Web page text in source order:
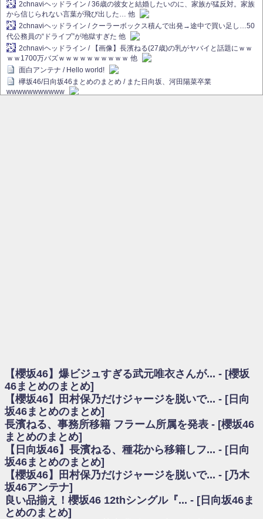
2chnaviヘッドライン / 36歳の彼女と結婚したいのに、家族が猛反対。家族
から信じられない言葉が飛び出した… 他
2chnaviヘッドライン / クーラーボックス積んで出発→途中で買い足し…50
代公務員の“ドライブ”が地獄すぎた 他
2chnaviヘッドライン / 【画像】長濱ねる(27歳)の乳がヤバイと話題にｗｗ
ｗｗ1700万バズｗｗｗｗｗｗｗｗｗｗ 他
面白アンテナ / Hello world!
欅坂46/日向坂46まとめのまとめ / また日向坂、河田陽菜卒業
wwwwwwwwwww
日向坂46まとめのまとめ / 【日向坂46】富田鈴花1st写真集、発売記念記者
会見の模様がこちら！
乃木坂欅坂まとめのまとめ / 【日向坂46】河田陽菜卒業の影響、ガチでデ
カそう...
欅坂あんてな ～欅坂46のニュース・情報・話題をピックアップ / れなッ
ピーズ集結！櫻坂46守屋麗奈×遠藤理子、8/6「ラヴィット！」水曜スタジオ出
演決定
欅坂/日向坂46まとめのまとめ / 【櫻坂46】田村保乃だけジャージを脱いで
いた理由
日向坂46まとめのまとめ / 【日向坂46】若林さん「笑えないぐらい師匠だ
から」佐々木久美と卒業後初の共演の様子がこちら！【激レアさん】
日向坂46まとめのまとめ / 【元日向坂46】情報解禁前で言えない！？丹生
ちゃん、メンバーと会った模様
乃木坂欅坂まとめのまとめ / 【日向坂46】この月、何かあるのか！？『お
【櫻坂46】爆ビジュすぎる武元唯衣さんが... - [櫻坂
46まとめのまとめ]
【櫻坂46】田村保乃だけジャージを脱いで... - [日向
坂46まとめのまとめ]
長濱ねる、事務所移籍 フラーム所属を発表 - [櫻坂46
まとめのまとめ]
【日向坂46】長濱ねる、種花から移籍しフ... - [日向
坂46まとめのまとめ]
【櫻坂46】田村保乃だけジャージを脱いで... - [乃木
坂46アンテナ]
良い品揃え！櫻坂46 12thシングル『... - [日向坂46ま
とめのまとめ]